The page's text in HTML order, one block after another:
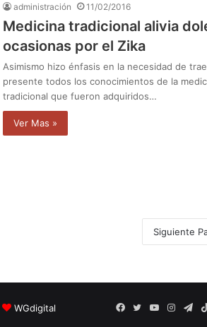
administración 11/02/2016
Medicina tradicional alivia
ocasionas por el Zika
Asimismo hizo énfasis en la necesidad de
presente todos los conocimientos de la
tradicional que fueron adquiridos…
Ver Mas »
Siguiente
WGdigital Facebook
TwitterYouTube